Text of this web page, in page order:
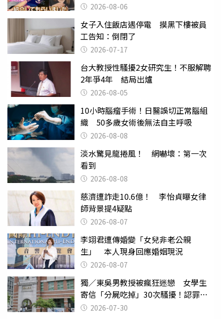
2026-08-06
女子入住飯店遇停電 摸黑下樓被員
工告知：倒閉了
2026-07-17
台大教授性騷擾2女研究生！不服解聘
2年爭4年 結局出爐
2026-08-05
10小時腦瘤手術！日醫誤切正常腦組
織 50多歲女術後無法自主呼吸
2026-08-08
淡水驚見龍捲風！ 網嚇壞：第一次
看到
2026-08-08
慈濟遭詐走10.6億！ 李怡貞曝女律
師背景提4疑點
2026-08-07
李翊君遭傳婚變「女兒非老公親
生」 本人現身回應婚姻現況
2026-08-07
獨／東吳男教授被瘋狂迷戀 女學生
寄信「分屍吃掉」30次騷擾！認罪免
關 2026-07-30